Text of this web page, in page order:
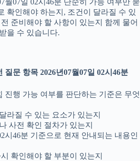
월07일 02시46분 단순히 가능 여부만 묻
확인해야 하는지, 조건이 달라질 수 있
준비해야 할 사항이 있는지 함께 물어
을 수 있습니다.
질문 항목 2026년07월07일 02시46분
진행 가능 여부를 판단하는 기준은 무엇
라질 수 있는 요소가 있는지
사전 확인 절차가 있는지
시46분 기준으로 현재 안내되는 내용인
확인해야 할 부분이 있는지